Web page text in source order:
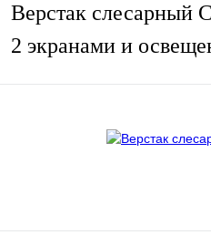
Верстак слесарный
2 экранами и